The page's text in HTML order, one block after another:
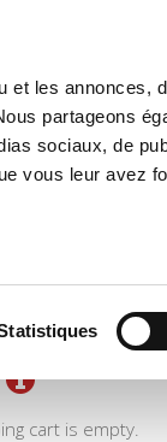
et les annonces,
partageons
sociaux, de
vous leur avez
cart is empty.